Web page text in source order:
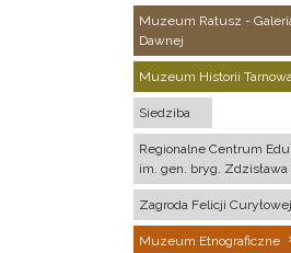
Muzeum Ratusz -
Dawnej
Muzeum Historii
Siedziba
Regionalne Centrum
im. gen. bryg. Zdzisława
Zagroda Felicji
Muzeum Etnograficzne